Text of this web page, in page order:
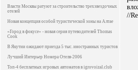
Власти Москвы ратуют за строительство трехзвездочных
отелей
Новая концепция особой туристической зоны на Алтае
«Город в фокусе» - новая серия путеводителей Thomas
Cook
В Якутии ожидают приезда 5 тыс. иностранных туристов
Лучший Интерьер Номера Отеля-2006
Топ-4 бесплатных игровых автоматов в igrovoizal.club
//